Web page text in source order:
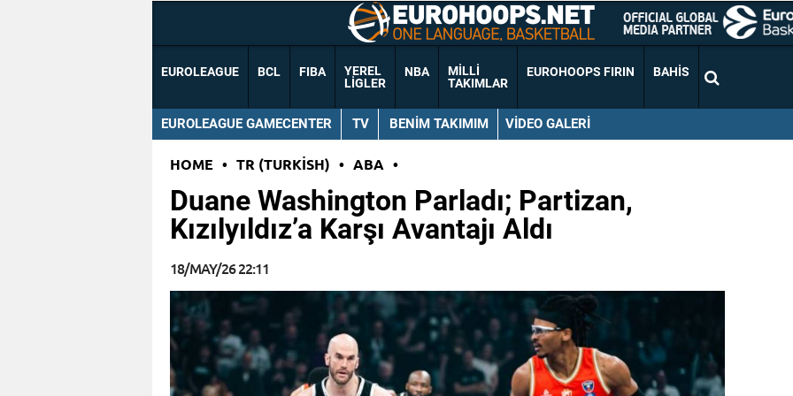
EUROLEAGUE BCL FIBA
YEREL
LIGLER
NBA
MILLI
TAKIMLAR
EUROHOOPS FIRIN BAHIS
EUROLEAGUE GAMECENTER TV BENIM TAKIMIM VIDEO GALERI
HOME • TR (TURKISH) • ABA •
Duane Washington Parladı; Partizan,
Kızılyıldız’a Karşı Avantajı Aldı
18/MAY/26 22:11